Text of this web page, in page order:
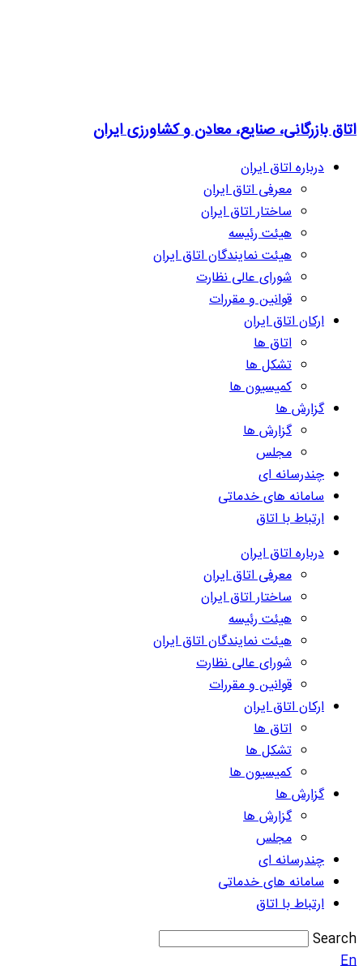
اتاق بازرگانی، صنایع، معادن و کشاورزی ایران
درباره اتاق ایران
معرفی اتاق ایران
ساختار اتاق ایران
هیئت رئیسه
هیئت نمایندگان اتاق ایران
شورای عالی نظارت
قوانین و مقررات
ارکان اتاق ایران
اتاق ها
تشکل ها
کمیسیون ها
گزارش ها
گزارش ها
مجلس
چندرسانه ای
سامانه های خدماتی
ارتباط با اتاق
درباره اتاق ایران
معرفی اتاق ایران
ساختار اتاق ایران
هیئت رئیسه
هیئت نمایندگان اتاق ایران
شورای عالی نظارت
قوانین و مقررات
ارکان اتاق ایران
اتاق ها
تشکل ها
کمیسیون ها
گزارش ها
گزارش ها
مجلس
چندرسانه ای
سامانه های خدماتی
ارتباط با اتاق
Search
En